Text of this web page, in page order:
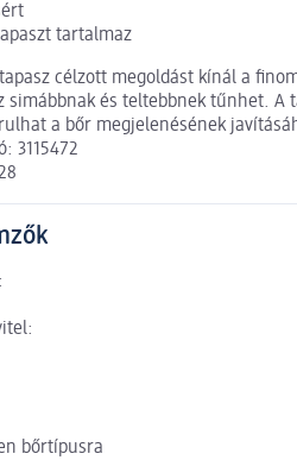
tartalmaz
célzott megoldást kínál a
simábbnak és teltebbnek tűnhet. A
a bőr megjelenésének
3115472
bőrtípusra